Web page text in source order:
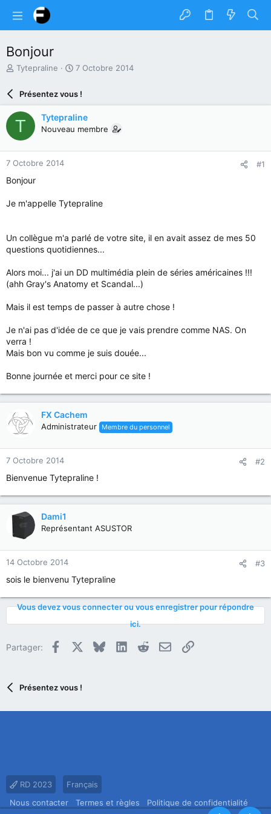
Bonjour
A
e
u
r
d
u
s
u
Tytepraline
D
e
e
d
b
7 Octobre 2014
Présentez vous !
T Tytepraline
Nouveau membre
7 Octobre 2014 #1
Bonjour
Je m'appelle Tytepraline
Un collègue m'a parlé de votre site, il en avait assez de mes 50
questions quotidiennes...
Alors moi... j'ai un DD multimédia plein de séries américaines !!!
(ahh Gray's Anatomy et Scandal...)
Mais il est temps de passer à autre chose !
Je n'ai pas d'idée de ce que je vais prendre comme NAS. On
verra !
Mais bon vu comme je suis douée...
Bonne journée et merci pour ce site !
FX Cachem
Administrateur Membre du personnel
7 Octobre 2014 #2
Bienvenue Tytepraline !
Dami1
Représentant ASUSTOR
14 Octobre 2014 #3
sois le bienvenu Tytepraline
Vous devez vous connecter ou vous enregistrer pour répondre
ici.
Partager: Facebook BlueskyLinkedInRedditE-mailLien
Présentez vous !
RD 2023
Français
Nous contacter
Termes et règles Politique de confidentialité